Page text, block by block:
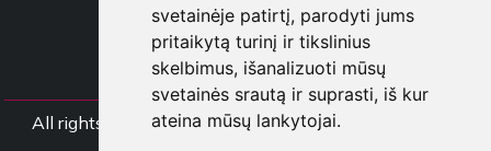
svetainėje patirtį, parodyti jums
pritaikytą turinį ir tikslinius
skelbimus, išanalizuoti mūsų
svetainės srautą ir suprasti, iš kur
ateina mūsų lankytojai.
PIRKINIŲ KREPŠELI
All rights Styliafoe s.r.l. © 2025 - PVM mokėtojo koda